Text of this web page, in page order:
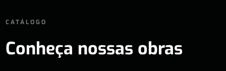
CATÁLOGO
Conheça nossas obras